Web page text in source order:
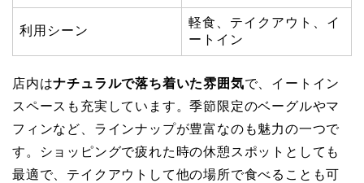
利用シーン
軽食、テイクアウト、イ
ートイン
店内はナチュラルで落ち着いた雰囲気で、イートイン
スペースも充実しています。季節限定のベーグルやマ
フィンなど、ラインナップが豊富なのも魅力の一つで
す。ショッピングで疲れた時の休憩スポットとしても
最適で、テイクアウトして他の場所で食べることも可